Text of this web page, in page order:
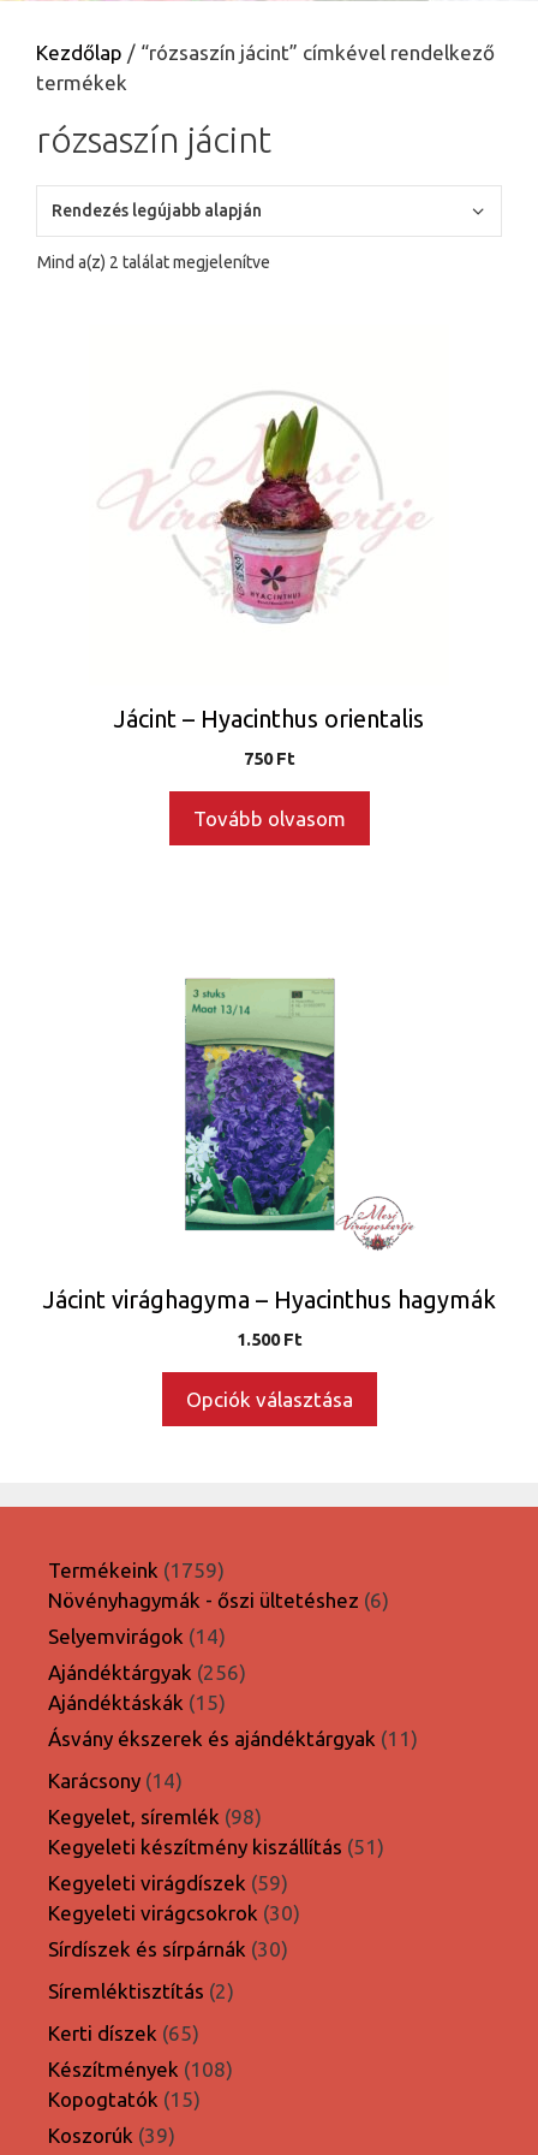
Kezdőlap / “rózsaszín jácint” címkével rendelkező
termékek
rózsaszín jácint
Mind a(z) 2 találat megjelenítve
Jácint – Hyacinthus orientalis
750Ft
Tovább olvasom
Jácint virághagyma – Hyacinthus hagymák
1.500Ft
Opciók választása
Termékeink 17591759
termék
Növényhagymák - őszi ültetéshez 66
Selyemvirágok 1414
termék
Ajándéktárgyak 256256
Ajándéktáskák 1515
termék
Ásvány ékszerek és ajándéktárgyak 1111
Karácsony 1414
termék
Kegyelet, síremlék 9898
termék
Kegyeleti készítmény kiszállítás 5151
Kegyeleti virágdíszek 5959
termék
Kegyeleti virágcsokrok 3030
Sírdíszek és sírpárnák 3030
Síremléktisztítás 22
Kerti díszek 6565
termék
Készítmények 108108
Kopogtatók 1515
Koszorúk 3939